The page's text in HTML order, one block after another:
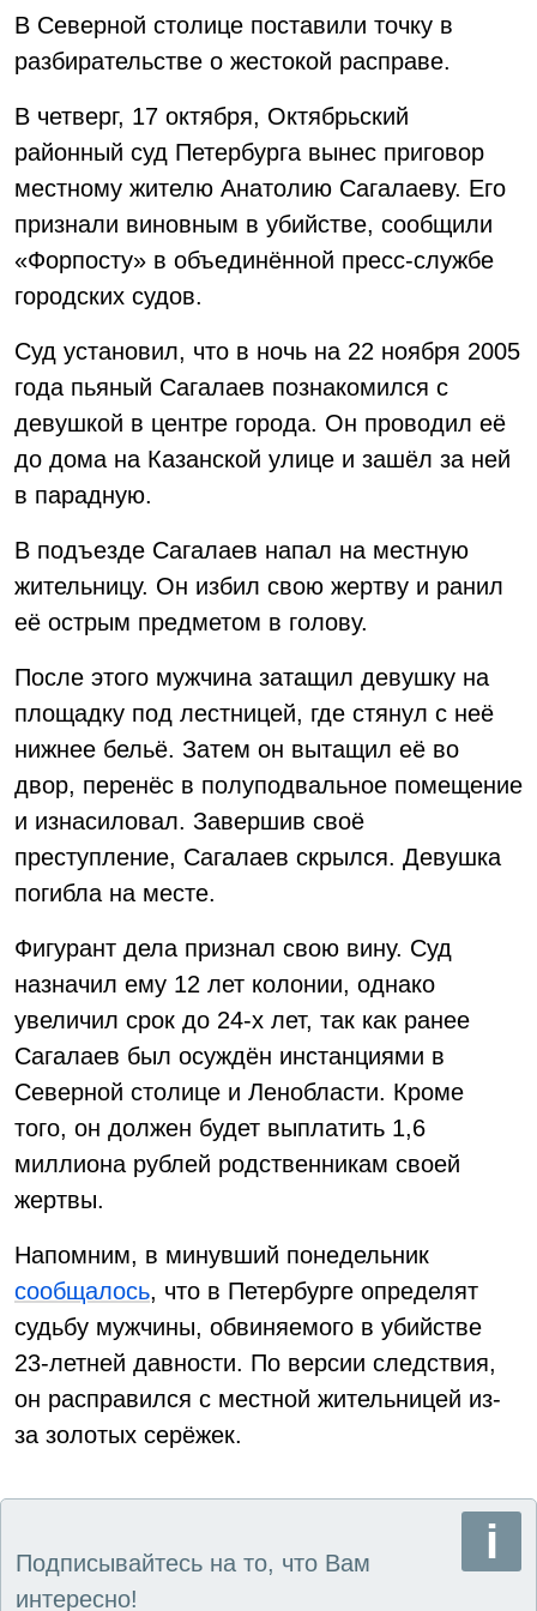
В Северной столице поставили точку в
разбирательстве о жестокой расправе.
В четверг, 17 октября, Октябрьский
районный суд Петербурга вынес приговор
местному жителю Анатолию Сагалаеву. Его
признали виновным в убийстве, сообщили
«Форпосту» в объединённой пресс-службе
городских судов.
Суд установил, что в ночь на 22 ноября 2005
года пьяный Сагалаев познакомился с
девушкой в центре города. Он проводил её
до дома на Казанской улице и зашёл за ней
в парадную.
В подъезде Сагалаев напал на местную
жительницу. Он избил свою жертву и ранил
её острым предметом в голову.
После этого мужчина затащил девушку на
площадку под лестницей, где стянул с неё
нижнее бельё. Затем он вытащил её во
двор, перенёс в полуподвальное помещение
и изнасиловал. Завершив своё
преступление, Сагалаев скрылся. Девушка
погибла на месте.
Фигурант дела признал свою вину. Суд
назначил ему 12 лет колонии, однако
увеличил срок до 24-х лет, так как ранее
Сагалаев был осуждён инстанциями в
Северной столице и Ленобласти. Кроме
того, он должен будет выплатить 1,6
миллиона рублей родственникам своей
жертвы.
Напомним, в минувший понедельник
сообщалось, что в Петербурге определят
судьбу мужчины, обвиняемого в убийстве
23-летней давности. По версии следствия,
он расправился с местной жительницей из-
за золотых серёжек.
Подписывайтесь на то, что Вам
интересно!